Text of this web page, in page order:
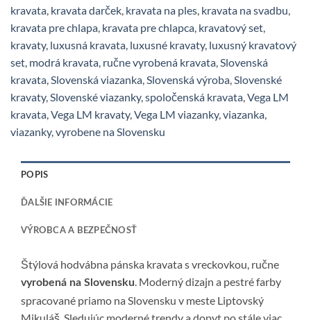
kravata kravata darček kravata na ples kravata na svadbu
kravata pre chlapa kravata pre chlapca kravatový set
kravaty, luxusná kravata luxusné kravaty, luxusný kravatový
set modrá kravata ručne vyrobená kravata Slovenská
kravata Slovenská viazanka Slovenská výroba Slovenské
kravaty, Slovenské viazanky, spoločenská kravata Vega LM
kravata Vega LM kravaty, Vega LM viazanky, viazanka
viazanky, vyrobene na Slovensku
POPIS
ĎALŠIE INFORMÁCIE
VÝROBCA A BEZPEČNOSŤ
Štýlová hodvábna pánska kravata s vreckovkou, ručne
vyrobená na Slovensku . Moderný dizajn a pestré farby
spracované priamo na Slovensku v meste Liptovský